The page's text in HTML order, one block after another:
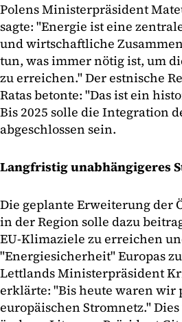
Polens Ministerpräsident
sagte: "Energie ist eine
und wirtschaftliche
tun, was immer nötig ist, um
zu erreichen." Der estnische
Ratas betonte: "Das ist ein
Bis 2025 solle die Integration
abgeschlossen sein.
Langfristig unabhängigeres
Die geplante Erweiterung der
in der Region solle dazu
EU-Klimaziele zu erreichen
"Energiesicherheit" Europas
Lettlands Ministerpräsident
erklärte: "Bis heute waren wir
europäischen Stromnetz."